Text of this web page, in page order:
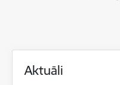
Aktuāli